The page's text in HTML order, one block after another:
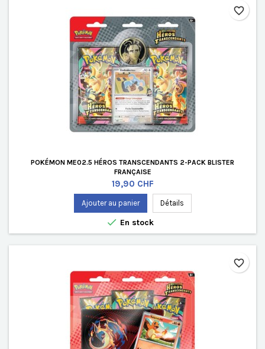
POKÉMON ME02.5 HÉROS TRANSCENDANTS 2-PACK BLISTER
FRANÇAISE
Prix
19,90 CHF
Ajouter au panier Détails
 En stock
favorite_border
favorite_border